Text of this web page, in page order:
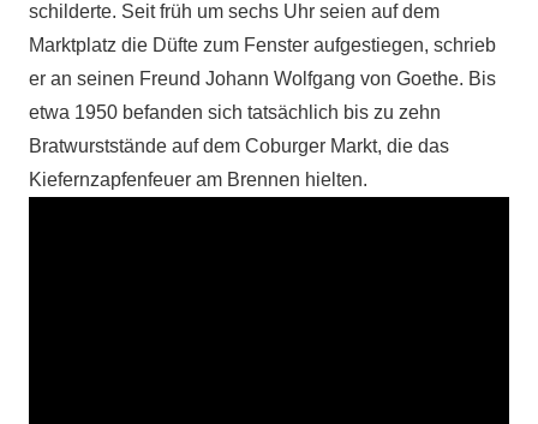
schilderte. Seit früh um sechs Uhr seien auf dem
Marktplatz die Düfte zum Fenster aufgestiegen, schrieb
er an seinen Freund Johann Wolfgang von Goethe. Bis
etwa 1950 befanden sich tatsächlich bis zu zehn
Bratwurststände auf dem Coburger Markt, die das
Kiefernzapfenfeuer am Brennen hielten.